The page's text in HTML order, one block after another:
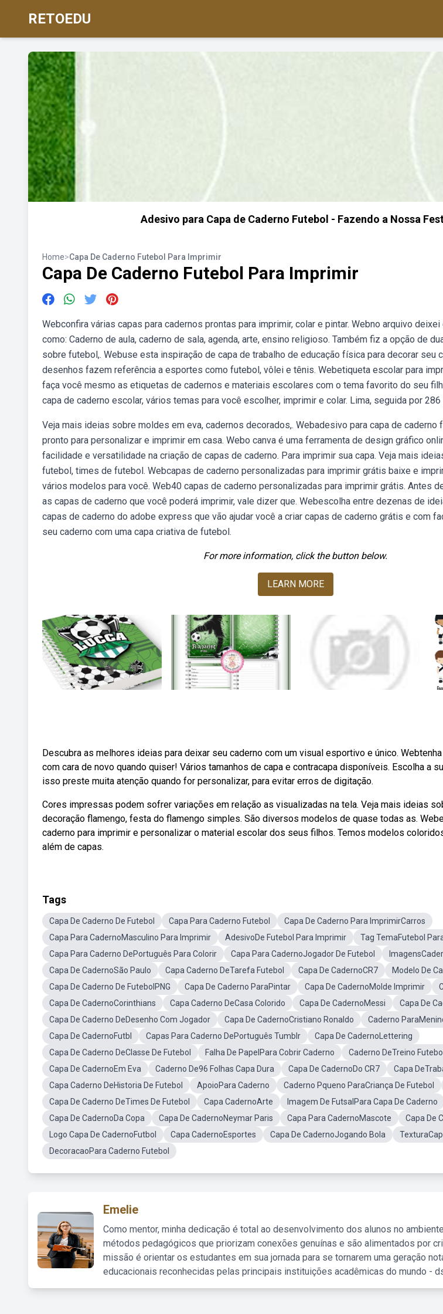
RETOEDU
Adesivo para Capa de Caderno Futebol - Fazendo a Nossa
Home>Capa De Caderno Futebol Para Imprimir
Capa De Caderno Futebol Para Imprimir
Webconfira várias capas para cadernos prontas para imprimir, colar e pintar. Webno arquivo
como: Caderno de aula, caderno de sala, agenda, arte, ensino religioso. Também fiz a opção de
sobre futebol,. Webuse esta inspiração de capa de trabalho de educação física para decorar seu
desenhos fazem referência a esportes como futebol, vôlei e tênis. Webetiqueta escolar para
faça você mesmo as etiquetas de cadernos e materiais escolares com o tema favorito do seu
capa de caderno escolar, vários temas para você escolher, imprimir e colar. Lima, seguida por
Veja mais ideias sobre moldes em eva, cadernos decorados,. Webadesivo para capa de
pronto para personalizar e imprimir em casa. Webo canva é uma ferramenta de design gráfico
facilidade e versatilidade na criação de capas de caderno. Para imprimir sua capa. Veja mais
futebol, times de futebol. Webcapas de caderno personalizadas para imprimir grátis baixe e
vários modelos para você. Web40 capas de caderno personalizadas para imprimir grátis. Antes
as capas de caderno que você poderá imprimir, vale dizer que. Webescolha entre dezenas de
capas de caderno do adobe express que vão ajudar você a criar capas de caderno grátis e com
seu caderno com uma capa criativa de futebol.
For more information, click the button below.
LEARN MORE
Descubra as melhores ideias para deixar seu caderno com um visual esportivo e único.
com cara de novo quando quiser! Vários tamanhos de capa e contracapa disponíveis. Escolha a
isso preste muita atenção quando for personalizar, para evitar erros de digitação.
Cores impressas podem sofrer variações em relação as visualizadas na tela. Veja mais ideias
decoração flamengo, festa do flamengo simples. São diversos modelos de quase todas as.
caderno para imprimir e personalizar o material escolar dos seus filhos. Temos modelos
além de capas.
Tags
Capa De Caderno De Futebol Capa Para Caderno Futebol
Capa De Caderno Para ImprimirCarros
Capa Para CadernoMasculino Para Imprimir
AdesivoDe Futebol Para Imprimir
Tag TemaFutebol
Capa Para Caderno DePortuguês Para Colorir
Capa Para CadernoJogador De Futebol
Capa De CadernoSão Paulo
Capa Caderno DeTarefa Futebol Capa De CadernoCR7
Modelo De
Capa De Caderno De FutebolPNG
Capa De Caderno ParaPintar Capa De CadernoMolde Imprimir
Capa De CadernoCorinthians
Capa Caderno DeCasa Colorido Capa De CadernoMessi
Capa De
Capa De Caderno DeDesenho Com Jogador
Capa De CadernoCristiano Ronaldo
Caderno
Capa De CadernoFutbl
Capas Para Caderno DePortuguês Tumblr
Capa De CadernoLettering
Capa De Caderno DeClasse De Futebol
Falha De PapelPara Cobrir Caderno
Caderno DeTreino Futebol
Capa De CadernoEm Eva
Caderno De96 Folhas Capa Dura Capa De CadernoDo CR7
Capa
Capa Caderno DeHistoria De Futebol
ApoioPara Caderno Caderno Pqueno ParaCriança De Futebol
Capa De Caderno DeTimes De Futebol
Capa CadernoArte
Imagem De FutsalPara Capa De Caderno
Capa De CadernoDa Copa
Capa De CadernoNeymar Paris Capa Para CadernoMascote
Capa De
Logo Capa De CadernoFutbol
Capa CadernoEsportes Capa De CadernoJogando Bola
DecoracaoPara Caderno Futebol
Emelie
Como mentor, minha dedicação é total ao desenvolvimento dos alunos no
métodos pedagógicos que priorizam conexões genuínas e são alimentados por
missão é orientar os estudantes em sua jornada para se tornarem uma geração
educacionais reconhecidas pelas principais instituições acadêmicas do mundo -